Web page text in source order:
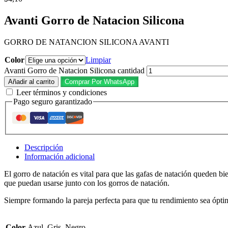
Avanti Gorro de Natacion Silicona
GORRO DE NATANCION SILICONA AVANTI
Color
Limpiar
Avanti Gorro de Natacion Silicona cantidad
Añadir al carrito Comprar Por WhatsApp
Leer términos y condiciones
Pago seguro garantizado
Descripción
Información adicional
El gorro de natación es vital para que las gafas de natación queden
que puedan usarse junto con los gorros de natación.
Siempre formando la pareja perfecta para que tu rendimiento sea